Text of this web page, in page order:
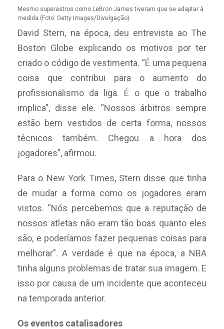
Mesmo superastros como LeBron James tiveram que se adaptar à
medida (Foto: Getty Images/Divulgação)
David Stern, na época, deu entrevista ao The
Boston Globe explicando os motivos por ter
criado o código de vestimenta. “É uma pequena
coisa que contribui para o aumento do
profissionalismo da liga. É o que o trabalho
implica”, disse ele. “Nossos árbitros sempre
estão bem vestidos de certa forma, nossos
técnicos também. Chegou a hora dos
jogadores”, afirmou.
Para o New York Times, Stern disse que tinha
de mudar a forma como os jogadores eram
vistos. “Nós percebemos que a reputação de
nossos atletas não eram tão boas quanto eles
são, e poderíamos fazer pequenas coisas para
melhorar”. A verdade é que na época, a NBA
tinha alguns problemas de tratar sua imagem. E
isso por causa de um incidente que aconteceu
na temporada anterior.
Os eventos catalisadores